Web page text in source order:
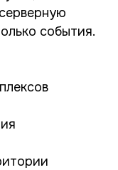
события.